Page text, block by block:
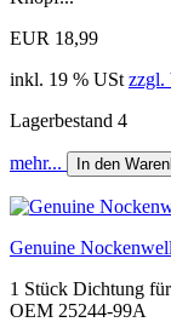
EUR 18,99
inkl. 19 % USt zzgl.
Lagerbestand 4
mehr... In den
Genuine
1 Stück Dichtung
OEM 25244-99A